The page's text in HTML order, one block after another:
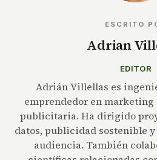
ESCRITO
Adrian
EDITOR
Adrián Villellas es
emprendedor en
publicitaria. Ha dirigido
datos, publicidad sostenible
audiencia. También